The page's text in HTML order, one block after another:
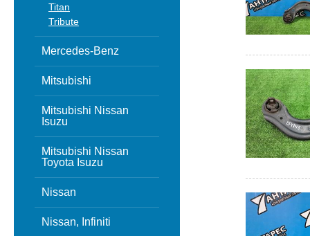
Titan
Tribute
Mercedes-Benz
Mitsubishi
Mitsubishi Nissan
Isuzu
Mitsubishi Nissan
Toyota Isuzu
Nissan
Nissan, Infiniti